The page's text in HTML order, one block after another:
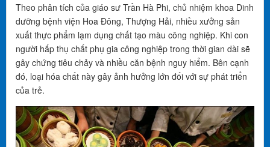
Theo phân tích của giáo sư Trần Hà Phi, chủ nhiệm khoa Dinh
dưỡng bệnh viện Hoa Đông, Thượng Hải, nhiều xưởng sản
xuất thực phẩm lạm dụng chất tạo màu công nghiệp. Khi con
người hấp thụ chất phụ gia công nghiệp trong thời gian dài sẽ
gây chứng tiêu chảy và nhiều căn bệnh nguy hiểm. Bên cạnh
đó, loại hóa chất này gây ảnh hưởng lớn đối với sự phát triển
của trẻ.